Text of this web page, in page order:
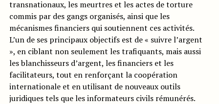
transnationaux, les meurtres et les actes de torture
commis par des gangs organisés, ainsi que les
mécanismes financiers qui soutiennent ces activités.
L’un de ses principaux objectifs est de « suivre l’argent
», en ciblant non seulement les trafiquants, mais aussi
les blanchisseurs d’argent, les financiers et les
facilitateurs, tout en renforçant la coopération
internationale et en utilisant de nouveaux outils
juridiques tels que les informateurs civils rémunérés.